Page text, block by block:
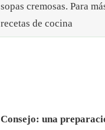
sopas cremosas. Para
recetas de cocina
Consejo: una